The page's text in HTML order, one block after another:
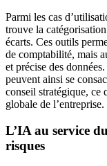
Parmi les cas
trouve la
écarts. Ces outils
de comptabilité, mais
et précise des
peuvent ainsi se
conseil stratégique, ce
globale de l’entreprise.
L’IA au service
risques